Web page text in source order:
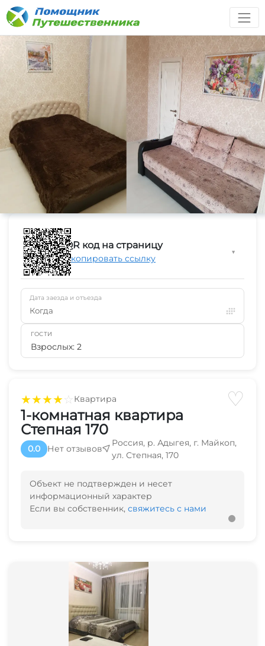
★★★★☆Квартира ♡
1-комнатная квартира
Степная 170
0.0 Нет отзывов
Россия, р. Адыгея, г. Майкоп,
ул. Степная, 170
Объект не подтвержден и несет
информационный характер
Если вы собственник, свяжитесь с нами
QR код на страницу
Скопировать ссылку
▼
Дата заезда и отъезда
Когда
ГОСТИ
Взрослых: 2